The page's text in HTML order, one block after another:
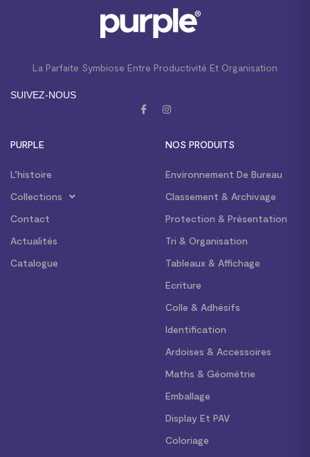
La Parfaite Symbiose Entre Productivité Et Organisation
SUIVEZ-NOUS
PURPLE
L’histoire
Collections
Contact
Actualités
Catalogue
NOS PRODUITS
Environnement De Bureau
Classement & Archivage
Protection & Présentation
Tri & Organisation
Tableaux & Affichage
Ecriture
Colle & Adhésifs
Identification
Ardoises & Accessoires
Maths & Géométrie
Emballage
Display Et PAV
Coloriage